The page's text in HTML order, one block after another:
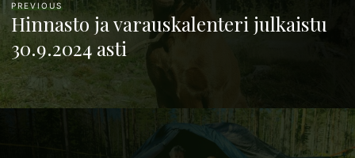
PREVIOUS
Hinnasto ja varauskalenteri julkaistu
30.9.2024 asti